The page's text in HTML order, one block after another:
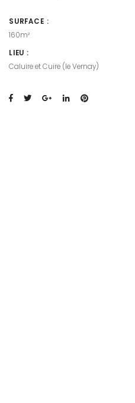
SURFACE :
160m²
LIEU :
Caluire et Cuire (le Vernay)